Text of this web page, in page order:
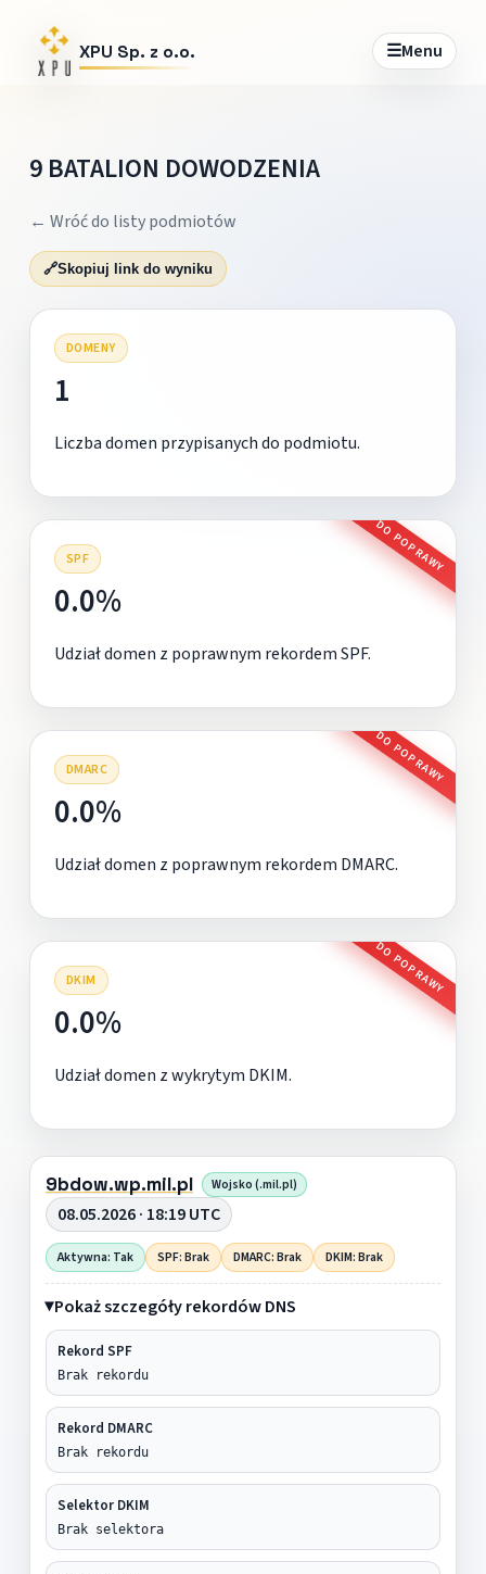
XPU Sp. z o.o. ☰Menu
9 BATALION DOWODZENIA
← Wróć do listy podmiotów
🔗Skopiuj link do wyniku
DOMENY
1
Liczba domen przypisanych do podmiotu.
SPF DO POPRAWY
0.0%
Udział domen z poprawnym rekordem SPF.
DMARC DO POPRAWY
0.0%
Udział domen z poprawnym rekordem DMARC.
DKIM DO POPRAWY
0.0%
Udział domen z wykrytym DKIM.
9bdow.wp.mil.pl Wojsko (.mil.pl)
08.05.2026 · 18:19 UTC
Aktywna: Tak SPF: Brak DMARC: Brak DKIM: Brak
Pokaż szczegóły rekordów DNS
Rekord SPF
Brak rekordu
Rekord DMARC
Brak rekordu
Selektor DKIM
Brak selektora